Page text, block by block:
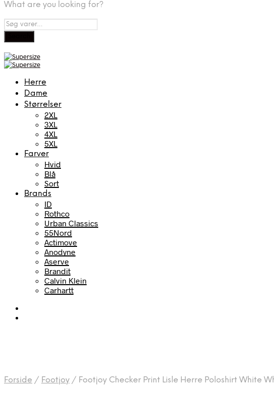
What are you looking for?
Herre
Dame
Størrelser
2XL
3XL
4XL
5XL
Farver
Hvid
Blå
Sort
Brands
ID
Rothco
Urban Classics
55Nord
Actimove
Anodyne
Aserve
Brandit
Calvin Klein
Carhartt
Forside / Footjoy / Footjoy Checker Print Lisle Herre Poloshirt White